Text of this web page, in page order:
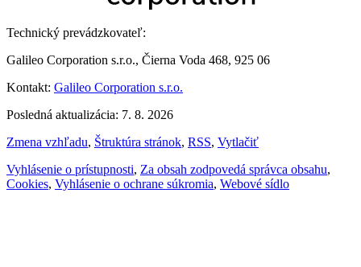
Technický prevádzkovateľ:
Galileo Corporation s.r.o., Čierna Voda 468, 925 06
Kontakt: Galileo Corporation s.r.o.
Posledná aktualizácia: 7. 8. 2026
Zmena vzhľadu, Štruktúra stránok, RSS, Vytlačiť
Vyhlásenie o prístupnosti, Za obsah zodpovedá správca obsahu,
Cookies, Vyhlásenie o ochrane súkromia, Webové sídlo